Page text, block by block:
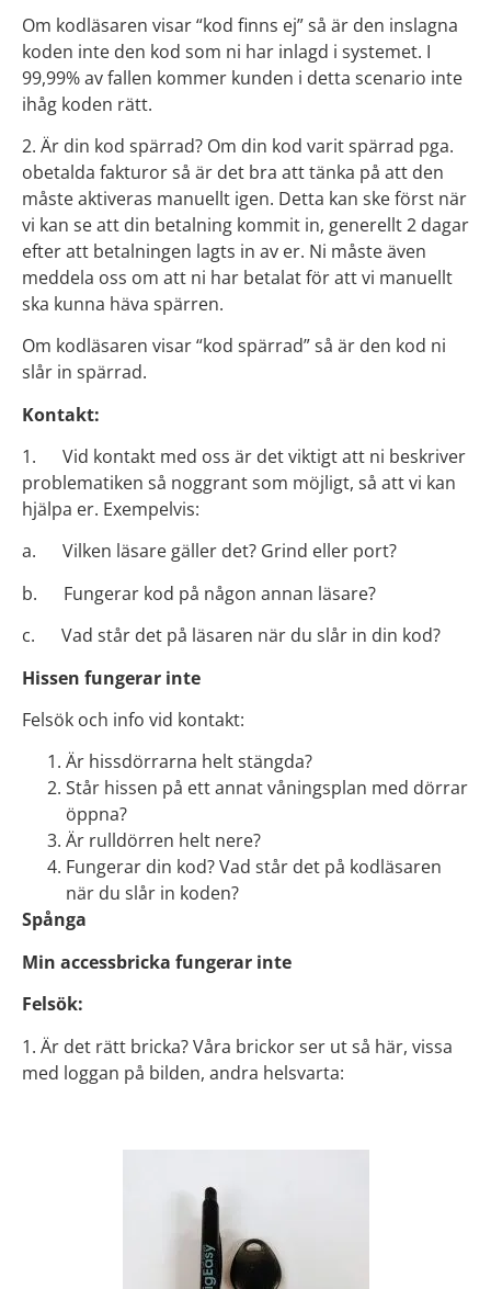
Om kodläsaren visar “kod finns ej” så är den inslagna
koden inte den kod som ni har inlagd i systemet. I
99,99% av fallen kommer kunden i detta scenario inte
ihåg koden rätt.
2. Är din kod spärrad? Om din kod varit spärrad pga.
obetalda fakturor så är det bra att tänka på att den
måste aktiveras manuellt igen. Detta kan ske först när
vi kan se att din betalning kommit in, generellt 2 dagar
efter att betalningen lagts in av er. Ni måste även
meddela oss om att ni har betalat för att vi manuellt
ska kunna häva spärren.
Om kodläsaren visar “kod spärrad” så är den kod ni
slår in spärrad.
Kontakt:
1. Vid kontakt med oss är det viktigt att ni beskriver
problematiken så noggrant som möjligt, så att vi kan
hjälpa er. Exempelvis:
a. Vilken läsare gäller det? Grind eller port?
b. Fungerar kod på någon annan läsare?
c. Vad står det på läsaren när du slår in din kod?
Hissen fungerar inte
Felsök och info vid kontakt:
Är hissdörrarna helt stängda?
Står hissen på ett annat våningsplan med dörrar
öppna?
Är rulldörren helt nere?
Fungerar din kod? Vad står det på kodläsaren
när du slår in koden?
Spånga
Min accessbricka fungerar inte
Felsök:
1. Är det rätt bricka? Våra brickor ser ut så här, vissa
med loggan på bilden, andra helsvarta: